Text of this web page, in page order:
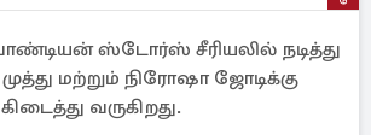
ஸ்டோர்ஸ் சீரியலில் நடித்து
மற்றும் நிரோஷா ஜோடிக்கு
வருகிறது.